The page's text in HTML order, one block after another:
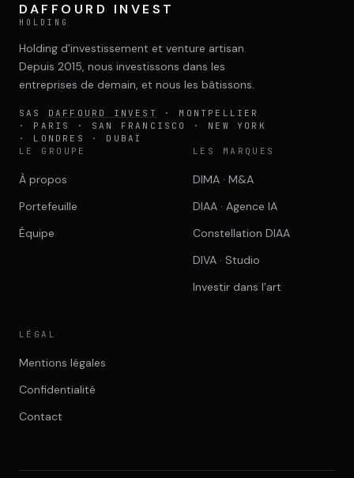
DAFFOURD INVEST
HOLDING
Holding d’investissement et venture artisan.
Depuis 2015, nous investissons dans les
entreprises de demain, et nous les bâtissons.
SAS DAFFOURD INVEST
· MONTPELLIER
· PARIS · SAN FRANCISCO · NEW YORK
· LONDRES · DUBAÏ
LE GROUPE
À propos
Portefeuille
Équipe
LES MARQUES
DIMA · M&A
DIAA · Agence IA
Constellation DIAA
DIVA · Studio
Investir dans l’art
LÉGAL
Mentions légales
Confidentialité
Contact